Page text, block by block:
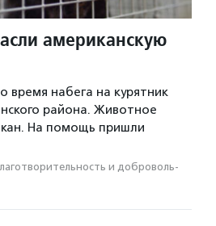
американскую
время набега на курятник
района. Животное
На помощь пришли
и доброволь­